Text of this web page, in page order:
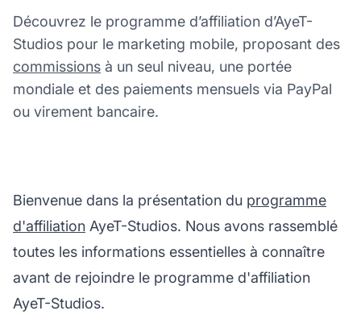
Découvrez le programme d’affiliation d’AyeT-
Studios pour le marketing mobile, proposant des
commissions à un seul niveau, une portée
mondiale et des paiements mensuels via PayPal
ou virement bancaire.
Bienvenue dans la présentation du programme
d'affiliation AyeT-Studios. Nous avons rassemblé
toutes les informations essentielles à connaître
avant de rejoindre le programme d'affiliation
AyeT-Studios.